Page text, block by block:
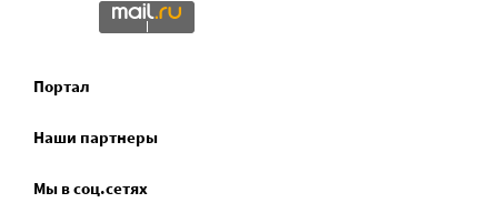
Портал
Наши партнеры
Мы в соц.сетях